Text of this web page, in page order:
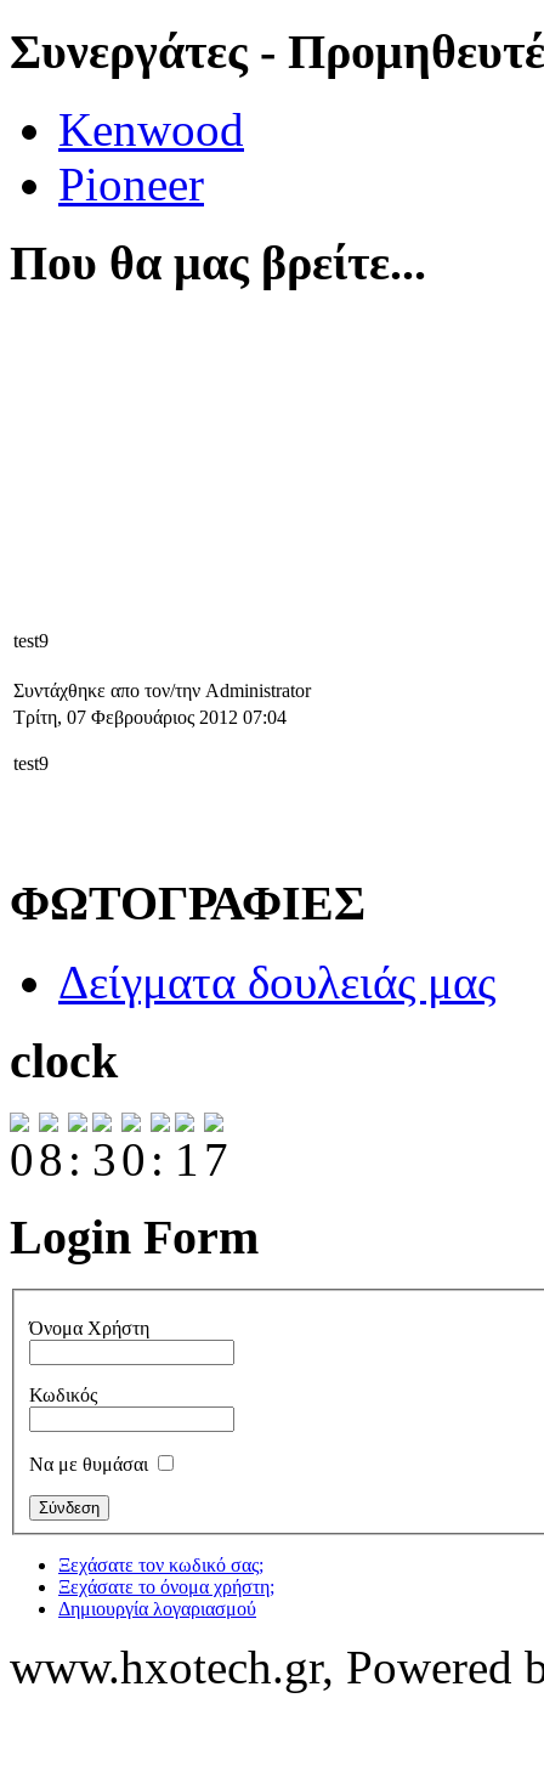
Συνεργάτες -
Kenwood
Pioneer
Που θα μας βρείτε...
test9
Συντάχθηκε απο τον/την Administrator
Τρίτη, 07 Φεβρουάριος 2012 07:04
test9
ΦΩΤΟΓΡΑΦΙΕΣ
Δείγματα δουλειάς μας
clock
Login Form
Όνομα Χρήστη
Κωδικός
Να με θυμάσαι
Ξεχάσατε τον κωδικό σας;
Ξεχάσατε το όνομα χρήστη;
Δημιουργία λογαριασμού
www.hxotech.gr, Powered